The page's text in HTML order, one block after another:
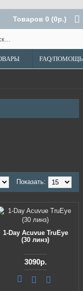
Товаров 0 (0р.)
FAQ/ПОМОЩЬ
Показать:
1-Day Acuvue TruEye
(30 линз)
3090р.